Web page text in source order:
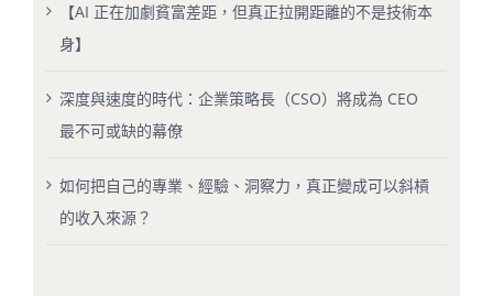
【AI 正在加劇貧富差距，但真正拉開距離的不是技術本
身】
深度與速度的時代：企業策略長（CSO）將成為 CEO
最不可或缺的幕僚
如何把自己的專業、經驗、洞察力，真正變成可以斜槓
的收入來源？